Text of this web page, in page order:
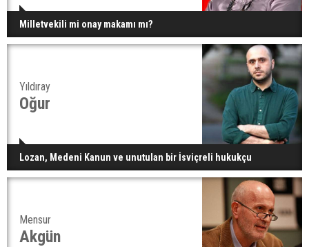
Milletvekili mi onay makamı mı?
Yıldıray
Oğur
Lozan, Medeni Kanun ve unutulan bir İsviçreli hukukçu
Mensur
Akgün